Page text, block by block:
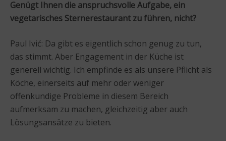
Genügt Ihnen die anspruchsvolle Aufgabe, ein
vegetarisches Sternerestaurant zu führen, nicht?
Paul Ivić: Da gibt es eigentlich schon genug zu tun,
das stimmt. Aber Engagement in der Küche ist
generell wichtig. Ich empfinde es als unsere Pflicht als
Köche, einerseits auf mehr oder weniger
offenkundige Probleme in diesem Bereich
aufmerksam zu machen, gleichzeitig aber auch
Lösungsansätze zu bieten.